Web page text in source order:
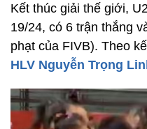
Kết thúc giải thế giới,
19/24, có 6 trận thắng
phạt của FIVB). Theo
HLV Nguyễn Trọng